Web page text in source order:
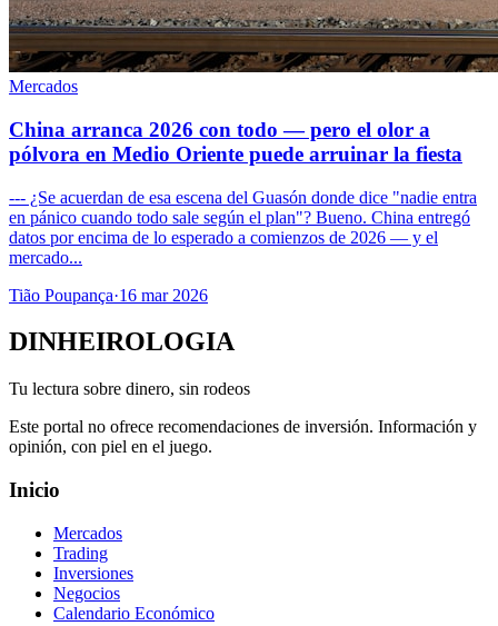
Mercados
China arranca 2026 con todo — pero el olor a
pólvora en Medio Oriente puede arruinar la fiesta
--- ¿Se acuerdan de esa escena del Guasón donde dice "nadie entra
en pánico cuando todo sale según el plan"? Bueno. China entregó
datos por encima de lo esperado a comienzos de 2026 — y el
mercado...
Tião Poupança·16 mar 2026
DINHEIROLOGIA
Tu lectura sobre dinero, sin rodeos
Este portal no ofrece recomendaciones de inversión. Información y
opinión, con piel en el juego.
Inicio
Mercados
Trading
Inversiones
Negocios
Calendario Económico